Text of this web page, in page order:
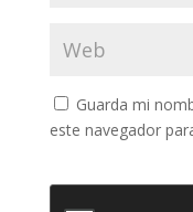
Guarda mi
este navegador